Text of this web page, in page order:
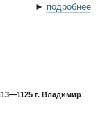
► подробнее
г. Владимир